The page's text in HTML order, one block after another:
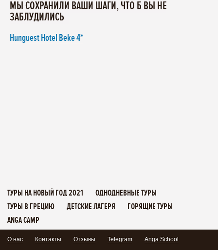
МЫ СОХРАНИЛИ ВАШИ ШАГИ, ЧТО Б ВЫ НЕ
ЗАБЛУДИЛИСЬ
Hunguest Hotel Bеke 4*
ТУРЫ НА НОВЫЙ ГОД 2021
ОДНОДНЕВНЫЕ ТУРЫ
ТУРЫ В ГРЕЦИЮ
ДЕТСКИЕ ЛАГЕРЯ
ГОРЯЩИЕ ТУРЫ
ANGA CAMP
О нас Контакты Отзывы Telegram Anga School